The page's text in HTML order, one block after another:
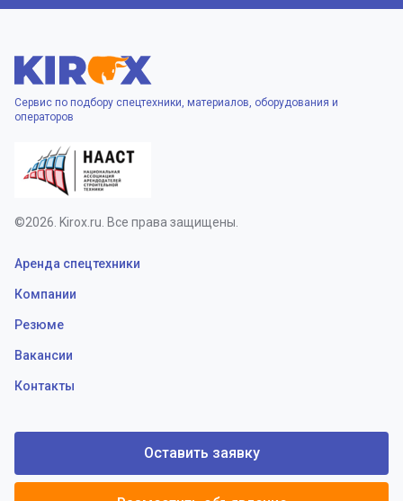
Сервис по подбору спецтехники, материалов, оборудования и
операторов
©2026. Kirox.ru. Все права защищены.
Аренда спецтехники
Компании
Резюме
Вакансии
Контакты
Оставить заявку